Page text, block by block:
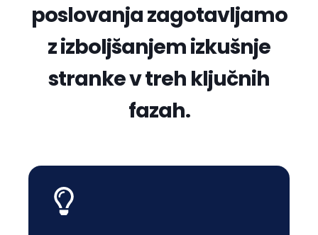
poslovanja zagotavljamo
z izboljšanjem izkušnje
stranke v treh ključnih
fazah.